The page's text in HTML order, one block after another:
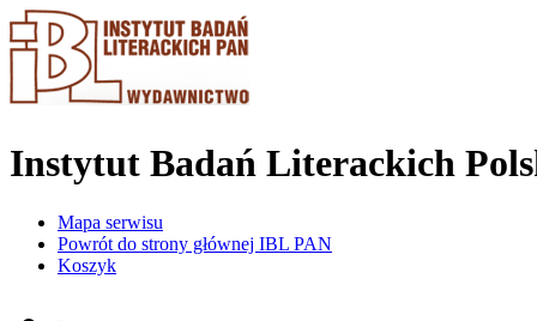
Instytut Badań Literackich
Mapa serwisu
Powrót do strony głównej IBL PAN
Koszyk